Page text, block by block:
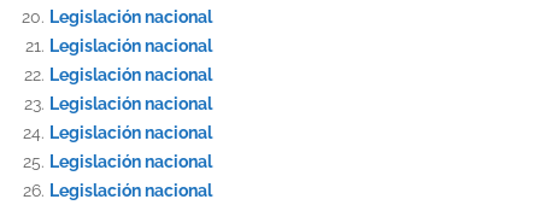
Legislación nacional
Legislación nacional
Legislación nacional
Legislación nacional
Legislación nacional
Legislación nacional
Legislación nacional